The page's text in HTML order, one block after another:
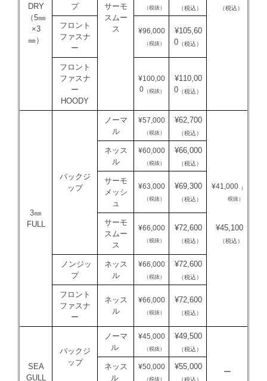
DRY
（5㎜
×3
㎜）
サーモ
スムー
ス
プ
（税抜） （税込） （税込）
フロント
ファスナ
ー
¥96,000
（税抜）
¥105,60
0 （税込）
フロント
ファスナ
ー
HOODY
¥100,00
0 （税抜）
¥110,00
0 （税込）
3㎜
FULL
バックジ
ップ
ノーマ
ル
¥57,000
（税抜）
¥62,700
（税込）
ネッス
ル
¥60,000
（税抜）
¥66,000
（税込）
サーモ
メッシ
ュ
¥63,000
（税抜）
¥69,300
（税込）
¥41,000 （
税抜）
サーモ
スムー
ス
¥66,000
（税抜）
¥72,600
（税込）
¥45,100
（税込）
ノンジッ
プ
ネッス
ル
¥66,000
（税抜）
¥72,600
（税込）
フロント
ファスナ
ー
ネッス
ル
¥66,000
（税抜）
¥72,600
（税込）
SEA
GULL
バックジ
ップ
ノーマ
ル
¥45,000
（税抜）
¥49,500
（税込）
ー
ネッス
ル
¥50,000
（税抜）
¥55,000
（税込）